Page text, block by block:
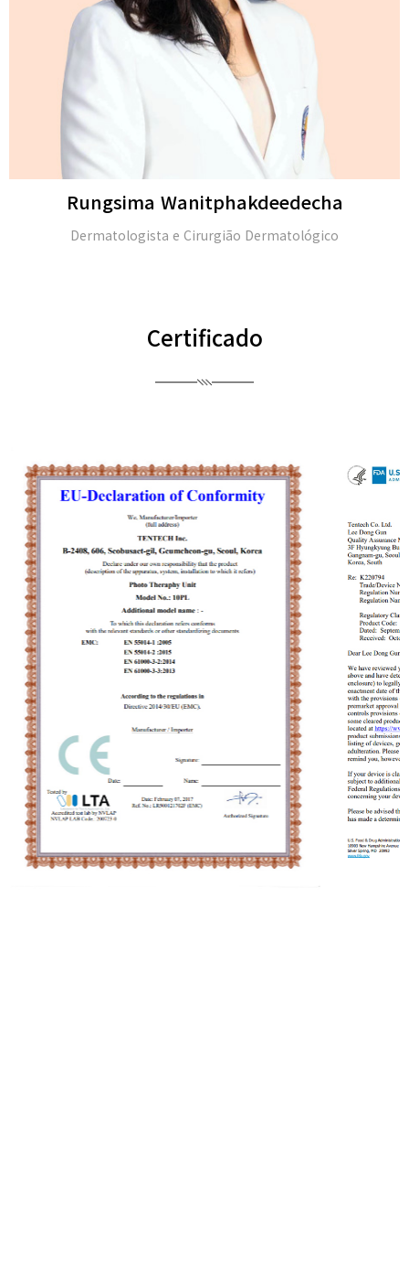
Michael
M.D. e membro da Academia
Certificado